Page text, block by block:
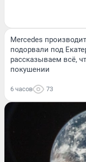
Mercedes
подорвали под
рассказываем всё,
покушении
6 часов 73